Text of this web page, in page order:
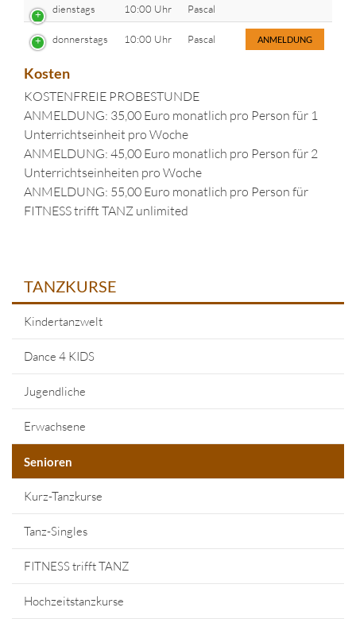
dienstags 10:00 Uhr Pascal
donnerstags 10:00 Uhr Pascal ANMELDUNG
Kosten
KOSTENFREIE PROBESTUNDE
ANMELDUNG: 35,00 Euro monatlich pro Person für 1
Unterrichtseinheit pro Woche
ANMELDUNG: 45,00 Euro monatlich pro Person für 2
Unterrichtseinheiten pro Woche
ANMELDUNG: 55,00 Euro monatlich pro Person für
FITNESS trifft TANZ unlimited
TANZKURSE
Kindertanzwelt
Dance 4 KIDS
Jugendliche
Erwachsene
Senioren
Kurz-Tanzkurse
Tanz-Singles
FITNESS trifft TANZ
Hochzeitstanzkurse